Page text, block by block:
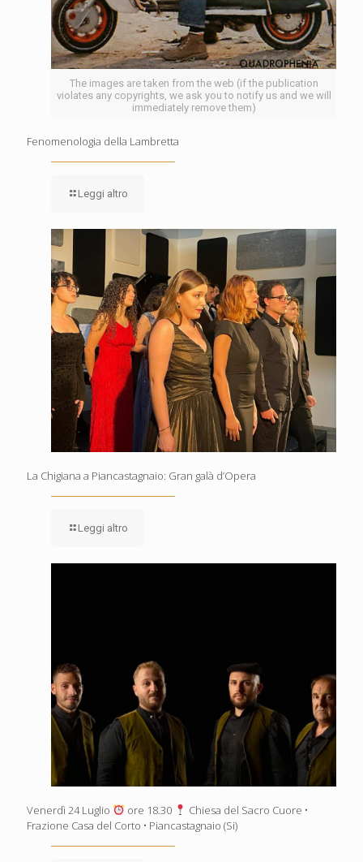
The images are taken from the web (if the publication
violates any copyrights, we ask you to notify us and we will
immediately remove them)
Fenomenologia della Lambretta
Leggi altro
La Chigiana a Piancastagnaio: Gran galà d’Opera
Leggi altro
Venerdì 24 Luglio ore 18.30
Chiesa del Sacro Cuore •
Frazione Casa del Corto • Piancastagnaio (Si)